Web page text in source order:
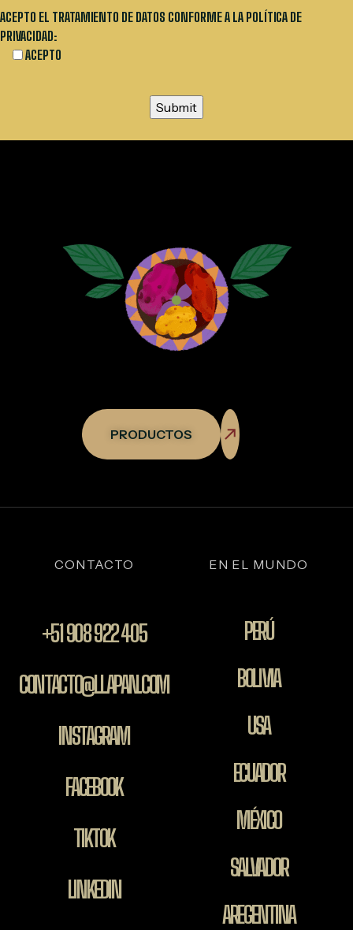
ACEPTO EL TRATAMIENTO DE DATOS CONFORME A LA POLÍTICA DE
PRIVACIDAD:
ACEPTO
PRODUCTOS
CONTACTO
+51 908 922 405
CONTACTO@LLAPAN.COM
INSTAGRAM
FACEBOOK
TIKTOK
LINKEDIN
EN EL MUNDO
PERÚ
BOLIVIA
USA
ECUADOR
MÉXICO
SALVADOR
AREGENTINA